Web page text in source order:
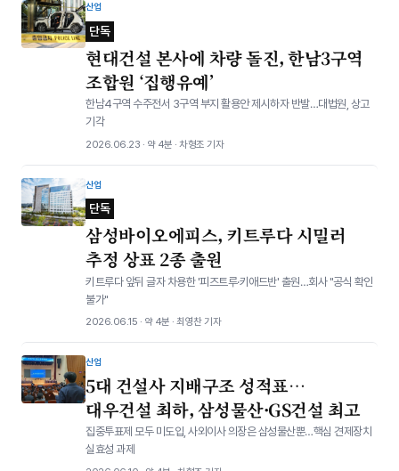
산업
단독
현대건설 본사에 차량 돌진, 한남3구역
조합원 ‘집행유예’
한남4구역 수주전서 3구역 부지 활용안 제시하자 반발…대법원, 상고
기각
2026.06.23 · 약 4분 · 차형조 기자
산업
단독
삼성바이오에피스, 키트루다 시밀러
추정 상표 2종 출원
키트루다 앞뒤 글자 차용한 '피즈트루·키애드반' 출원…회사 "공식 확인
불가"
2026.06.15 · 약 4분 · 최영찬 기자
산업
5대 건설사 지배구조 성적표…
대우건설 최하, 삼성물산·GS건설 최고
집중투표제 모두 미도입, 사외이사 의장은 삼성물산뿐…핵심 견제장치
실효성 과제